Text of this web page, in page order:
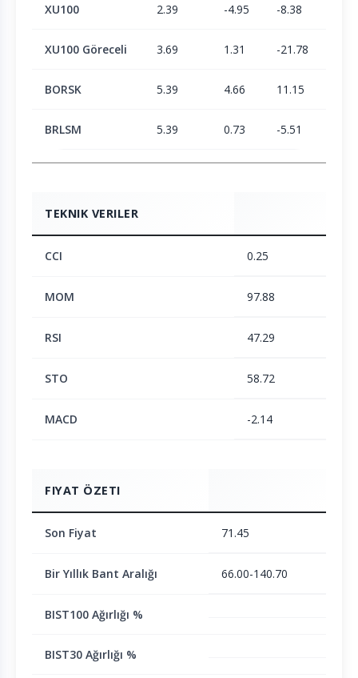
XU100 2.39 -4.95 -8.38
XU100 Göreceli 3.69 1.31 -21.78
BORSK 5.39 4.66 11.15
BRLSM 5.39 0.73 -5.51
TEKNIK VERILER
CCI 0.25
MOM 97.88
RSI 47.29
STO 58.72
MACD -2.14
FIYAT ÖZETI
Son Fiyat 71.45
Bir Yıllık Bant Aralığı 66.00-140.70
BIST100 Ağırlığı %
BIST30 Ağırlığı %